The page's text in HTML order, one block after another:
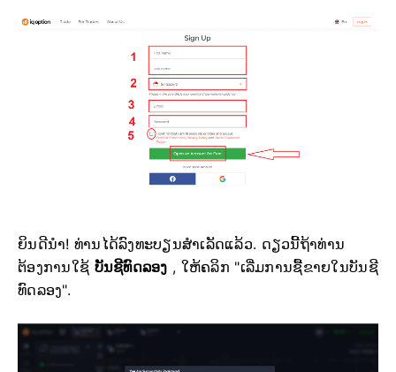
ຍິນດີນຳ! ທ່ານໄດ້ລົງທະບຽນສຳເລັດແລ້ວ. ດຽວນີ້ຖ້າທ່ານ
ຕ້ອງການໃຊ້ ບັນຊີທົດລອງ , ໃຫ້ຄລິກ "ເລີ່ມການຊື້ຂາຍໃນບັນຊີ
ທົດລອງ".